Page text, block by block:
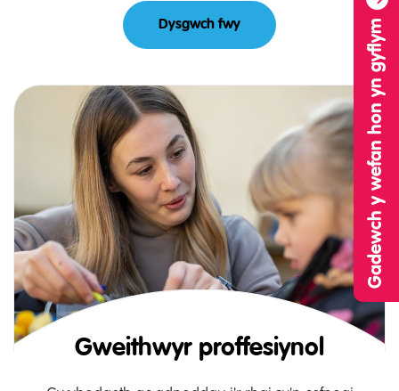
Gadewch y wefan hon yn gyflym
Dysgwch fwy About Gwybodaeth i
Gweithwyr proffesiynol